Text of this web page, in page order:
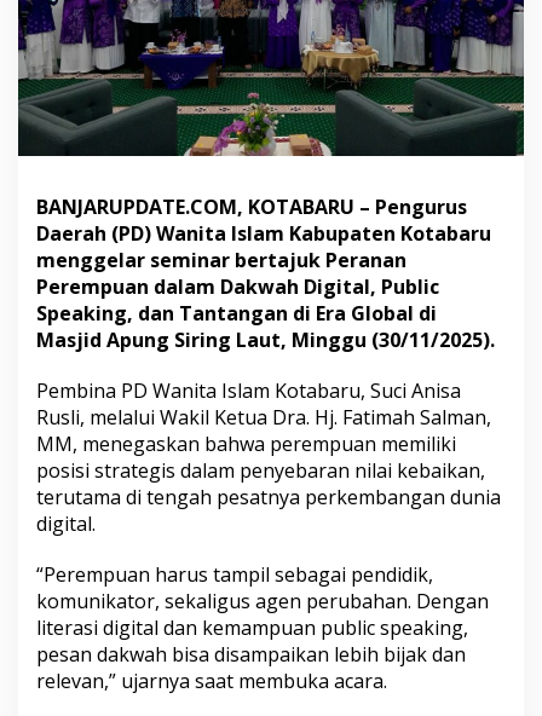
u
r
k
u
a
e
r
a
n
P
e
r
m
u
a
n
d
a
D
i
g
i
t
BANJARUPDATE.COM, KOTABARU – Pengurus
Daerah (PD) Wanita Islam Kabupaten Kotabaru
menggelar seminar bertajuk Peranan
Perempuan dalam Dakwah Digital, Public
Speaking, dan Tantangan di Era Global di
Masjid Apung Siring Laut, Minggu (30/11/2025).
Pembina PD Wanita Islam Kotabaru, Suci Anisa
Rusli, melalui Wakil Ketua Dra. Hj. Fatimah Salman,
MM, menegaskan bahwa perempuan memiliki
posisi strategis dalam penyebaran nilai kebaikan,
terutama di tengah pesatnya perkembangan dunia
digital.
“Perempuan harus tampil sebagai pendidik,
komunikator, sekaligus agen perubahan. Dengan
literasi digital dan kemampuan public speaking,
pesan dakwah bisa disampaikan lebih bijak dan
relevan,” ujarnya saat membuka acara.